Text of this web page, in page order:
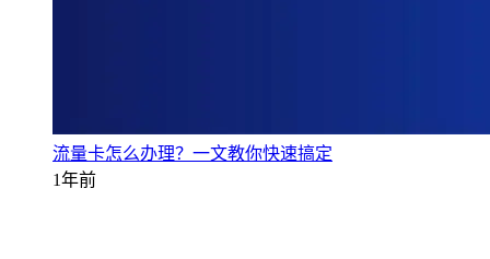
流量卡怎么办理？一文教你快速搞定
1年前